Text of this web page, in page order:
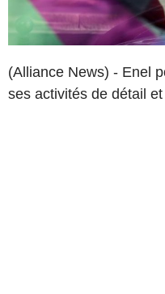
(Alliance News) - Enel
ses activités de détail